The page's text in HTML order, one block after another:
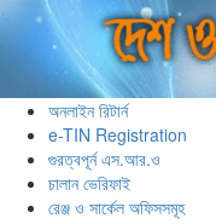
অনলাইন রিটার্ন
e-TIN Registration
গুরত্বপূর্ন এস.আর.ও
চালান ভেরিফাই
রেঞ্জ ও সার্কেল অফিসসমূহ